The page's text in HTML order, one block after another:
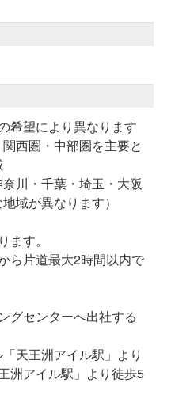
希望により異なります
西圏・中部圏を主要と
川・千葉・埼玉・大阪
域が異なります）
す。
ら片道最大2時間以内で
グセンターへ出社する
天王洲アイル駅」より
洲アイル駅」より徒歩5